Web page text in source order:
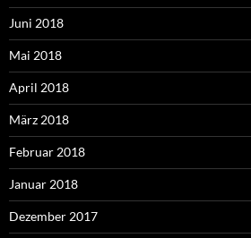
Juni 2018
Mai 2018
April 2018
März 2018
Februar 2018
Januar 2018
Dezember 2017